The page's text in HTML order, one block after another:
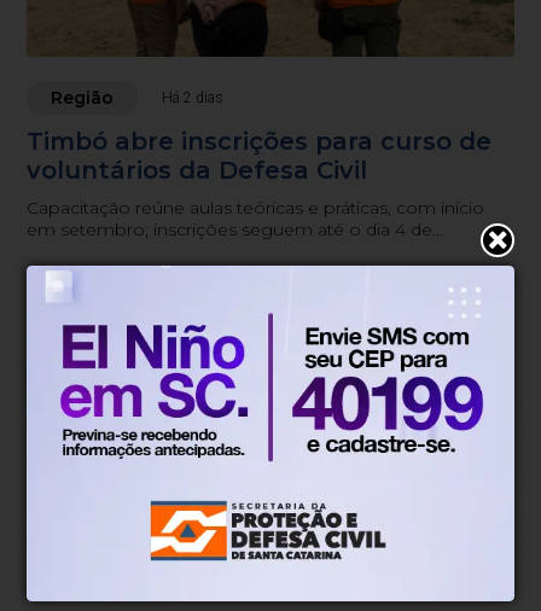
Região Há 2 dias
Timbó abre inscrições para curso de
voluntários da Defesa Civil
Capacitação reúne aulas teóricas e práticas, com início
em setembro; inscrições seguem até o dia 4 de